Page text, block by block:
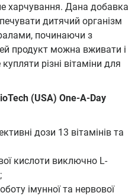
харчування. Дана добавка
дитячий організм
починаючи з
продукт можна вживати і
різні вітаміни для
(USA) One-A-Day
дози 13 вітамінів та
кислоти виключно L-
імунної та нервової